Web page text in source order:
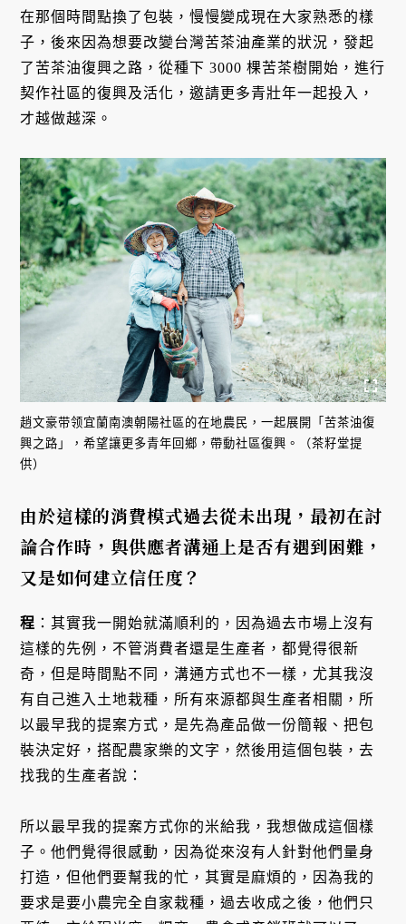
在那個時間點換了包裝，慢慢變成現在大家熟悉的樣
子，後來因為想要改變台灣苦茶油產業的狀況，發起
了苦茶油復興之路，從種下 3000 棵苦茶樹開始，進行
契作社區的復興及活化，邀請更多青壯年一起投入，
才越做越深。
趙文豪带领宜蘭南澳朝陽社區的在地農民，一起展開「苦茶油復
興之路」，希望讓更多青年回鄉，帶動社區復興。（茶籽堂提
供）
由於這樣的消費模式過去從未出現，最初在討
論合作時，與供應者溝通上是否有遇到困難，
又是如何建立信任度？
程 ：其實我一開始就滿順利的，因為過去市場上沒有
這樣的先例，不管消費者還是生產者，都覺得很新
奇，但是時間點不同，溝通方式也不一樣，尤其我沒
有自己進入土地栽種，所有來源都與生產者相關，所
以最早我的提案方式，是先為產品做一份簡報、把包
裝決定好，搭配農家樂的文字，然後用這個包裝，去
找我的生產者說：
所以最早我的提案方式你的米給我，我想做成這個樣
子。他們覺得很感動，因為從來沒有人針對他們量身
打造，但他們要幫我的忙，其實是麻煩的，因為我的
要求是要小農完全自家栽種，過去收成之後，他們只